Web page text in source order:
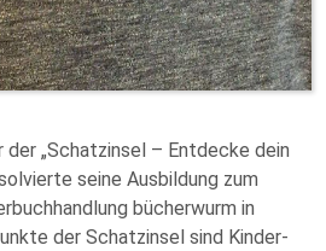
der „Schatzinsel – Entdecke dein
seine Ausbildung zum
bücherwurm in
der Schatzinsel sind Kinder-